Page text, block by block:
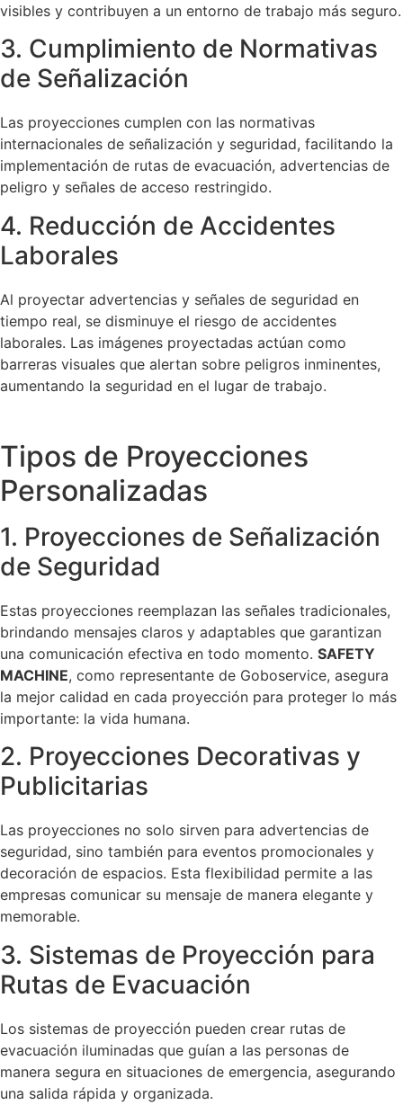
visibles y contribuyen a un entorno de trabajo más seguro.
3. Cumplimiento de Normativas
de Señalización
Las proyecciones cumplen con las normativas
internacionales de señalización y seguridad, facilitando la
implementación de rutas de evacuación, advertencias de
peligro y señales de acceso restringido.
4. Reducción de Accidentes
Laborales
Al proyectar advertencias y señales de seguridad en
tiempo real, se disminuye el riesgo de accidentes
laborales. Las imágenes proyectadas actúan como
barreras visuales que alertan sobre peligros inminentes,
aumentando la seguridad en el lugar de trabajo.
Tipos de Proyecciones
Personalizadas
1. Proyecciones de Señalización
de Seguridad
Estas proyecciones reemplazan las señales tradicionales,
brindando mensajes claros y adaptables que garantizan
una comunicación efectiva en todo momento. SAFETY
MACHINE, como representante de Goboservice, asegura
la mejor calidad en cada proyección para proteger lo más
importante: la vida humana.
2. Proyecciones Decorativas y
Publicitarias
Las proyecciones no solo sirven para advertencias de
seguridad, sino también para eventos promocionales y
decoración de espacios. Esta flexibilidad permite a las
empresas comunicar su mensaje de manera elegante y
memorable.
3. Sistemas de Proyección para
Rutas de Evacuación
Los sistemas de proyección pueden crear rutas de
evacuación iluminadas que guían a las personas de
manera segura en situaciones de emergencia, asegurando
una salida rápida y organizada.